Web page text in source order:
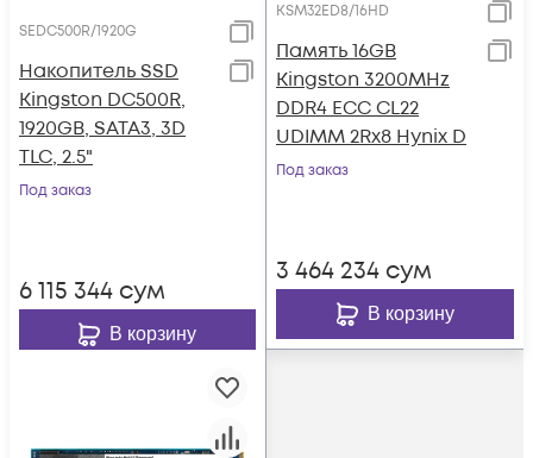
SEDC500R/1920G
Накопитель SSD
Kingston DC500R,
1920GB, SATA3, 3D
TLC, 2.5"
Под заказ
6 115 344 сум
В корзину
KSM32ED8/16HD
Память 16GB
Kingston 3200MHz
DDR4 ECC CL22
UDIMM 2Rx8 Hynix D
Под заказ
3 464 234 сум
В корзину